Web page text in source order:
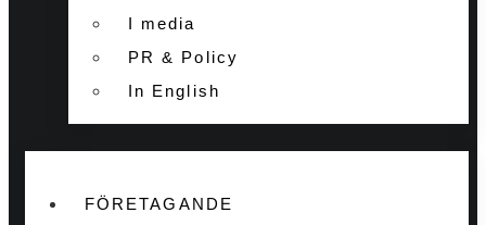
I media
PR & Policy
In English
FÖRETAGANDE